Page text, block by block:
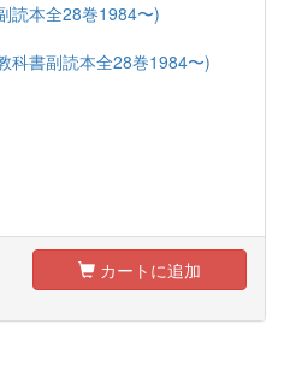
本全28巻1984〜)
科書副読本全28巻1984〜)
カートに追加